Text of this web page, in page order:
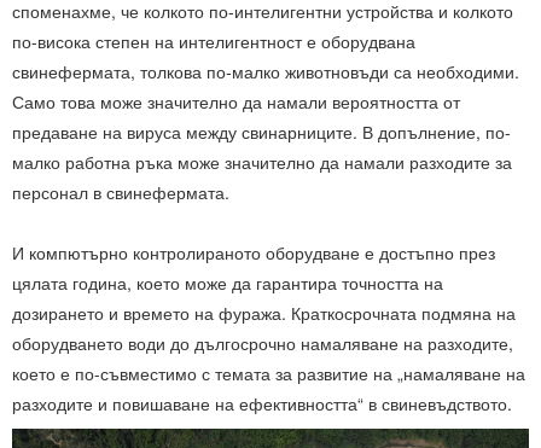
споменахме, че колкото по-интелигентни устройства и колкото
по-висока степен на интелигентност е оборудвана
свинефермата, толкова по-малко животновъди са необходими.
Само това може значително да намали вероятността от
предаване на вируса между свинарниците. В допълнение, по-
малко работна ръка може значително да намали разходите за
персонал в свинефермата.
И компютърно контролираното оборудване е достъпно през
цялата година, което може да гарантира точността на
дозирането и времето на фуража. Краткосрочната подмяна на
оборудването води до дългосрочно намаляване на разходите,
което е по-съвместимо с темата за развитие на „намаляване на
разходите и повишаване на ефективността“ в свиневъдството.